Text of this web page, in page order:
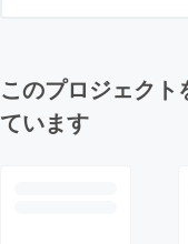
このプロジェク
ています